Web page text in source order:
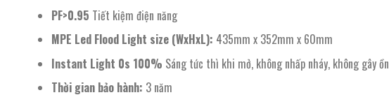
PF>0.95 Tiết kiệm điện năng
MPE Led Flood Light size (WxHxL): 435mm x 352mm x 60mm
Instant Light 0s 100% Sáng tức thì khi mở, không nhấp nháy, không gây ồn
Thời gian bảo hành: 3 năm